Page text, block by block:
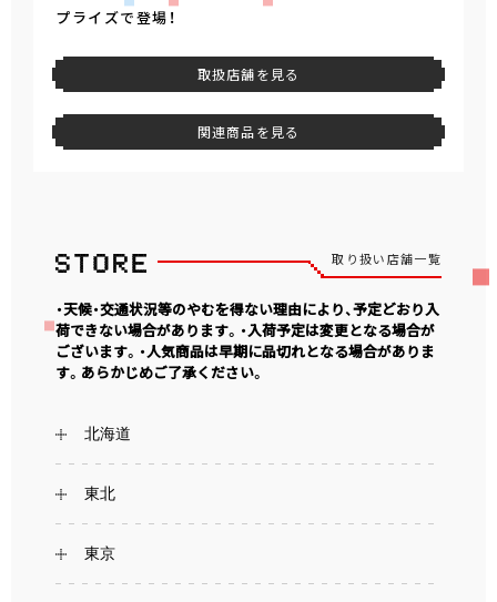
プライズで登場！
取扱店舗を見る
関連商品を見る
取り扱い店舗一覧
・天候・交通状況等のやむを得ない理由により、予定どおり入
荷できない場合があります。・入荷予定は変更となる場合が
ございます。・人気商品は早期に品切れとなる場合がありま
す。あらかじめご了承ください。
北海道
東北
東京